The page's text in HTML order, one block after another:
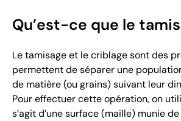
Qu’est-ce que le
Le tamisage et le criblage sont des
permettent de séparer une
de matière (ou grains) suivant leur
Pour effectuer cette opération, on
s’agit d’une surface (maille) munie